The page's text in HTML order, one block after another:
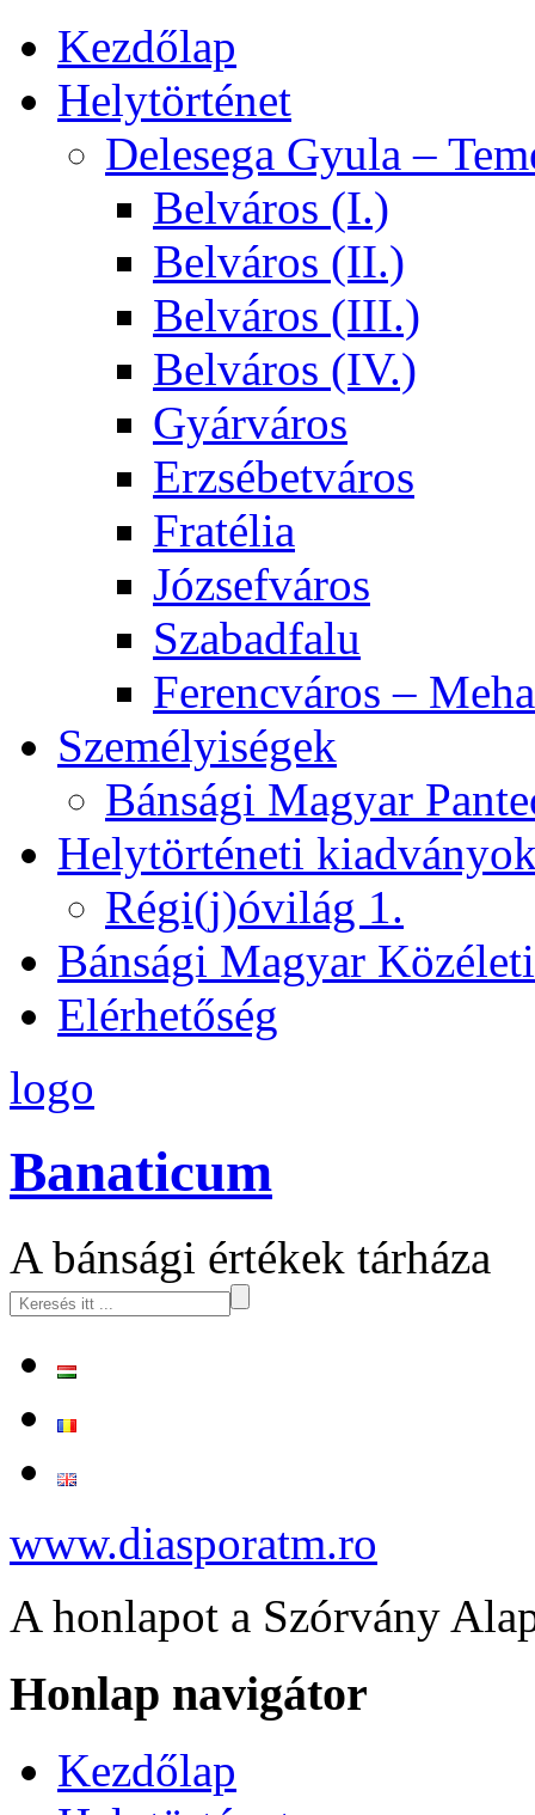
Kezdőlap
Helytörténet
Delesega Gyula –
Belváros (I.)
Belváros (II.)
Belváros (III.)
Belváros (IV.)
Gyárváros
Erzsébetváros
Fratélia
Józsefváros
Szabadfalu
Ferencváros –
Személyiségek
Bánsági Magyar
Helytörténeti
Régi(j)óvilág 1.
Bánsági Magyar
Elérhetőség
logo
Banaticum
A bánsági értékek tárháza
www.diasporatm.ro
A honlapot a Szórvány
Honlap navigátor
Kezdőlap